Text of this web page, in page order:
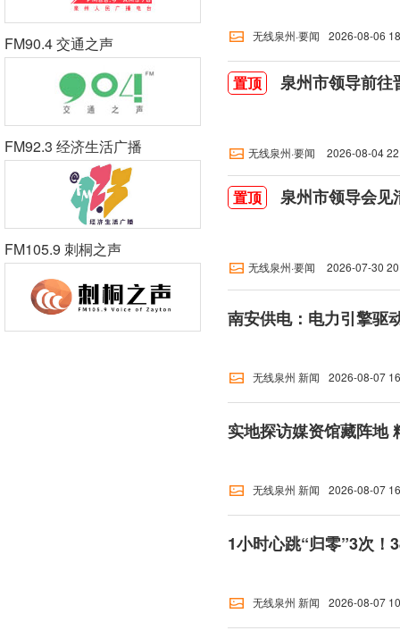
FM90.4 交通之声
FM92.3 经济生活广播
FM105.9 刺桐之声
无线泉州·要闻 2026-08-06
置顶 泉州市领导前往
无线泉州·要闻 2026-08-04
置顶 泉州市领导会见
无线泉州·要闻 2026-07-30
无线泉州 新闻 2026-08-07
实地探访媒资馆藏阵地
无线泉州 新闻 2026-08-07
1小时心跳“归零”3次！
无线泉州 新闻 2026-08-07